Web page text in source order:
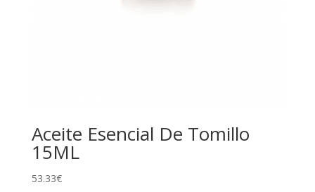
Aceite Esencial De Tomillo
15ML
53.33€